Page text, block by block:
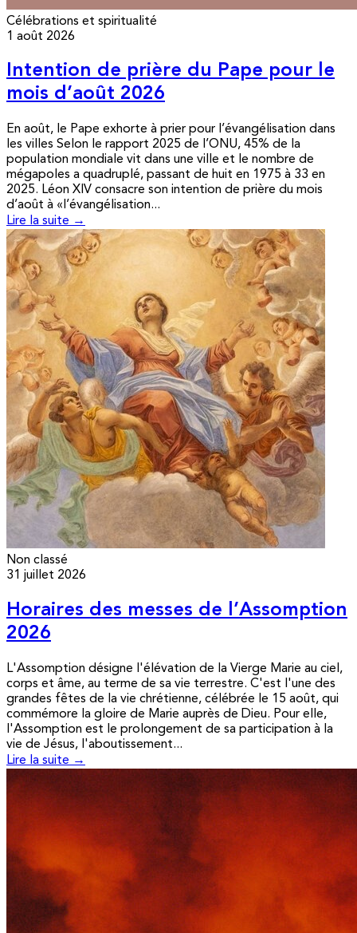
Célébrations et spiritualité
1 août 2026
Intention de prière du Pape pour le
mois d’août 2026
En août, le Pape exhorte à prier pour l’évangélisation dans
les villes Selon le rapport 2025 de l’ONU, 45% de la
population mondiale vit dans une ville et le nombre de
mégapoles a quadruplé, passant de huit en 1975 à 33 en
2025. Léon XIV consacre son intention de prière du mois
d’août à «l’évangélisation...
Lire la suite →
Non classé
31 juillet 2026
Horaires des messes de l’Assomption
2026
L'Assomption désigne l'élévation de la Vierge Marie au ciel,
corps et âme, au terme de sa vie terrestre. C'est l'une des
grandes fêtes de la vie chrétienne, célébrée le 15 août, qui
commémore la gloire de Marie auprès de Dieu. Pour elle,
l'Assomption est le prolongement de sa participation à la
vie de Jésus, l'aboutissement...
Lire la suite →